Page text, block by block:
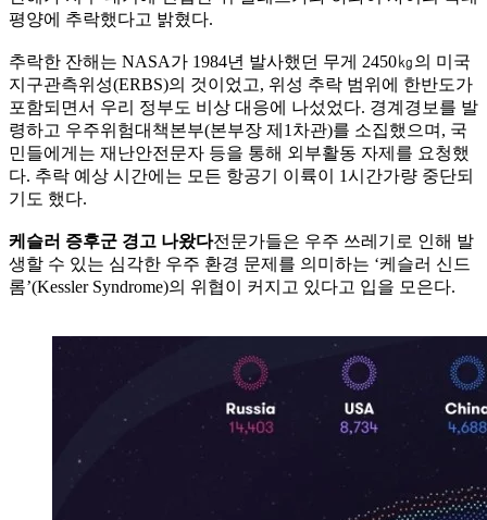
평양에 추락했다고 밝혔다.
추락한 잔해는 NASA가 1984년 발사했던 무게 2450㎏의 미국
지구관측위성(ERBS)의 것이었고, 위성 추락 범위에 한반도가
포함되면서 우리 정부도 비상 대응에 나섰었다. 경계경보를 발
령하고 우주위험대책본부(본부장 제1차관)를 소집했으며, 국
민들에게는 재난안전문자 등을 통해 외부활동 자제를 요청했
다. 추락 예상 시간에는 모든 항공기 이륙이 1시간가량 중단되
기도 했다.
케슬러 증후군 경고 나왔다전문가들은 우주 쓰레기로 인해 발
생할 수 있는 심각한 우주 환경 문제를 의미하는 ‘케슬러 신드
롬’(Kessler Syndrome)의 위협이 커지고 있다고 입을 모은다.